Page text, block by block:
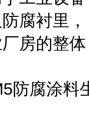
腐衬里，
房的整体